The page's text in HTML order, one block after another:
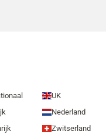
UK
Nederland
Zwitserland